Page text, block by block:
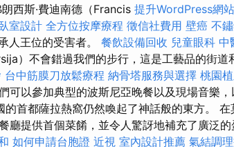
西斯·費迪南德（Francis 提升WordPress網
室設計 全方位按摩療程 徵信社費用 壁癌 不
人王位的受害者。 餐飲設備回收 兒童眼科 中
）不會錯過我們的步行，這是工藝品的街道
台中筋膜刀放鬆療程 納骨塔服務與選擇 桃園
可以參加典型的波斯尼亞晚餐以及現場音樂
的首都薩拉熱窩仍然喚起了神話般的東方。 在
廳提供首個菜餚，並令人驚訝地補充了廣泛
如何申請台胞證 近視 室內設計推薦 氣結調